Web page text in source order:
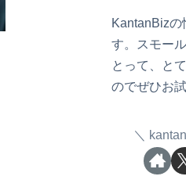
KantanBizの
す。スモー
とって、と
のでぜひお